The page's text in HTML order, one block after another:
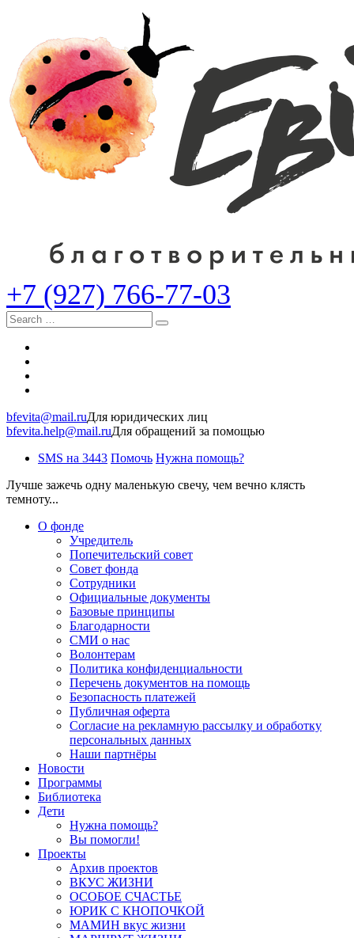
+7 (927) 766-77-03
Search
bfevita@mail.ruДля юридических лиц
bfevita.help@mail.ruДля обращений за помощью
SMS на 3443 Помочь Нужна помощь?
Лучше зажечь одну маленькую свечу, чем вечно клясть
темноту...
О фонде
Учредитель
Попечительский совет
Совет фонда
Сотрудники
Официальные документы
Базовые принципы
Благодарности
СМИ о нас
Волонтерам
Политика конфиденциальности
Перечень документов на помощь
Безопасность платежей
Публичная оферта
Согласие на рекламную рассылку и обработку
персональных данных
Наши партнёры
Новости
Программы
Библиотека
Дети
Нужна помощь?
Вы помогли!
Проекты
Архив проектов
ВКУС ЖИЗНИ
ОСОБОЕ СЧАСТЬЕ
ЮРИК С КНОПОЧКОЙ
МАМИН вкус жизни